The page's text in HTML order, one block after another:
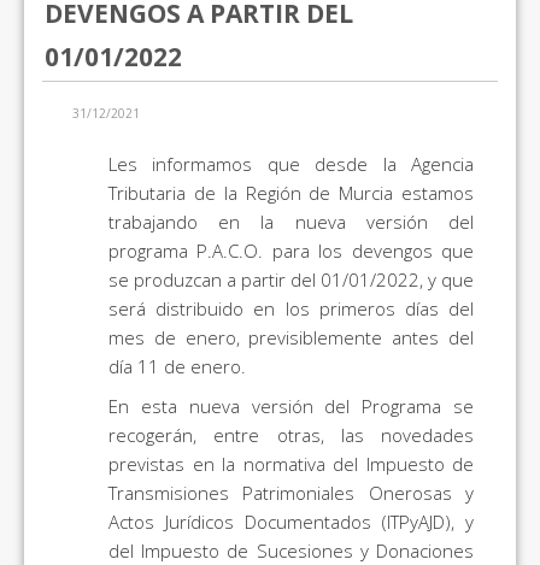
DEVENGOS A PARTIR DEL
01/01/2022
31/12/2021
Les informamos que desde la Agencia
Tributaria de la Región de Murcia estamos
trabajando en la nueva versión del
programa P.A.C.O. para los devengos que
se produzcan a partir del 01/01/2022, y que
será distribuido en los primeros días del
mes de enero, previsiblemente antes del
día 11 de enero.
En esta nueva versión del Programa se
recogerán, entre otras, las novedades
previstas en la normativa del Impuesto de
Transmisiones Patrimoniales Onerosas y
Actos Jurídicos Documentados (ITPyAJD), y
del Impuesto de Sucesiones y Donaciones